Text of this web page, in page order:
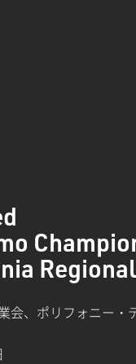
会、ポリフォニー・